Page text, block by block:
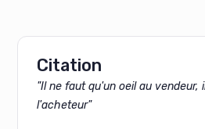
Citation
"Il ne faut qu'un oeil au vendeur,
l'acheteur"